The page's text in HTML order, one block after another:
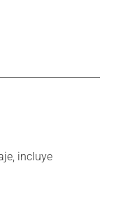
incluye